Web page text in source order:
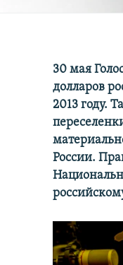
30 мая
долларов
2013 году.
России.